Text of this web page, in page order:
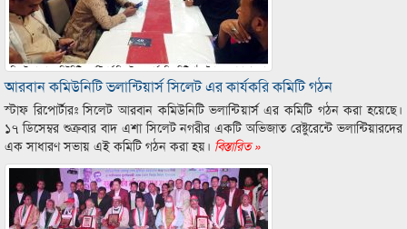
আরবান কমিউনিটি ভলান্টিয়ার্স সিলেট এর কার্যকরি কমিটি গঠন
স্টাফ রিপোর্টারঃ সিলেট আরবান কমিউনিটি ভলান্টিয়ার্স এর কমিটি গঠন করা হয়েছে।
১৭ ডিসেম্বর শুক্রবার বাদ এশা সিলেট নগরীর একটি অভিজাত রেষ্টুরেন্টে ভলান্টিয়ারদের
এক সাধারণ সভায় এই কমিটি গঠন করা হয়। বিস্তারিত »